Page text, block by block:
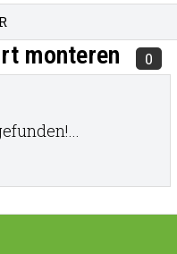
monteren 0